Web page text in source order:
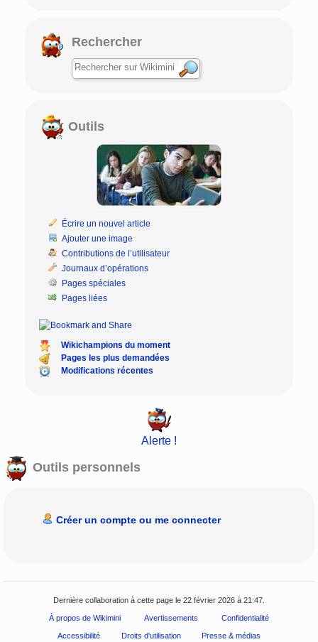
Rechercher
Outils
Écrire un nouvel article
Ajouter une image
Contributions de l’utilisateur
Journaux d’opérations
Pages spéciales
Pages liées
Wikichampions du moment
Pages les plus demandées
Modifications récentes
Alerte !
Outils personnels
Créer un compte ou me connecter
Dernière collaboration à cette page le 22 février 2026 à 21:47.
À propos de Wikimini Avertissements Confidentialité
Accessibilité Droits d'utilisation Presse & médias